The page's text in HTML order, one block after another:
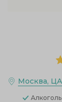
компании и
Москва,
Алкоголь